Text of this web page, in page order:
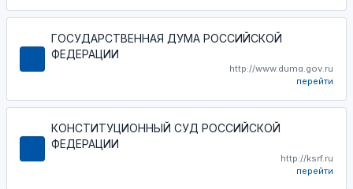
ГОСУДАРСТВЕННАЯ ДУМА РОССИЙСКОЙ
ФЕДЕРАЦИИ
http://www.duma.gov.ru
перейти
КОНСТИТУЦИОННЫЙ СУД РОССИЙСКОЙ
ФЕДЕРАЦИИ
http://ksrf.ru
перейти